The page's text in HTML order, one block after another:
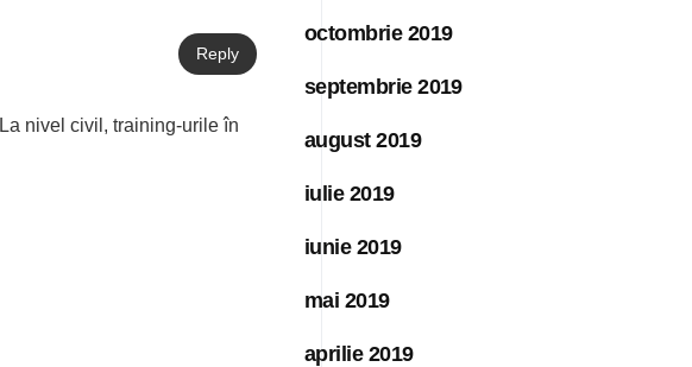
Reply
nivel civil, training-urile în
octombrie 2019
septembrie 2019
august 2019
iulie 2019
iunie 2019
mai 2019
aprilie 2019